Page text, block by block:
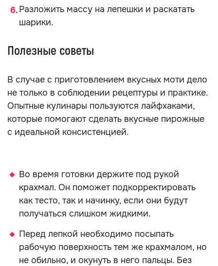
Разложить массу на лепешки и раскатать
шарики.
Полезные советы
В случае с приготовлением вкусных моти дело
не только в соблюдении рецептуры и практике.
Опытные кулинары пользуются лайфхаками,
которые помогают сделать вкусные пирожные
с идеальной консистенцией.
Во время готовки держите под рукой
крахмал. Он поможет подкорректировать
как тесто, так и начинку, если они будут
получаться слишком жидкими.
Перед лепкой необходимо посыпать
рабочую поверхность тем же крахмалом, но
не обильно, и окунуть в него пальцы. Без